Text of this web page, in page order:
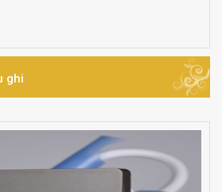
ghi